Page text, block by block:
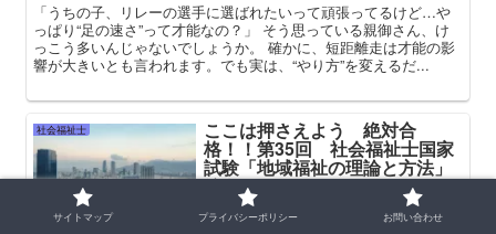
「うちの子、リレーの選手に選ばれたいって頑張ってるけど…や
っぱり“足の速さ”って才能なの？」 そう思っている親御さん、け
っこう多いんじゃないでしょうか。 確かに、短距離走は才能の影
響が大きいとも言われます。でも実は、“やり方”を変えるだ...
社会福祉士 ここは押さえよう 絶対合
格！！第35回 社会福祉士国家
試験「地域福祉の理論と方法」
編➁
サイトマップ プライバシーポリシー お問い合わせ